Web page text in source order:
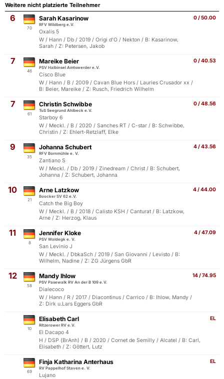
Weitere nicht platzierte Teilnehmer
6
70
0 / 50.00
Sarah Kasarinow
RFV Wildberg e.V.
Oxalis 5
W / Hann / Db / 2019 / Origi d'O / Nekton / B: Kasarinow,
Sarah / Z: Petersen, Jakob
7
46
0 / 40.53
Mareike Beier
PSV Halbinsel Amtswerder e.V.
Cisco Blue
W / Hann / B / 2009 / Cavan Blue Hors / Lauries Crusador xx /
B: Beier, Mareike / Z: Rusch, Friedrich Wilhelm
7
61
0 / 48.56
Christin Schwibbe
TuS Seegrund Ahlbeck e.V.
Starboy 6
W / Meckl. / B / 2020 / Sanches RT / C-star / B: Schwibbe,
Christin / Z: Ehlert-Retzlaff, Elke
9
35
4 / 43.56
Johanna Schubert
RFV Bornmühle e. V.
Zantiano S
W / Meckl. / Db / 2019 / Zinedream / Christ / B: Schubert,
Johanna / Z: Schubert, Johanna
10
21
4 / 44.00
Arne Latzkow
Boocker SV 62 e.V.
Catch the Big Boy
W / Meckl. / B / 2018 / Calisto KSH / Canturat / B: Latzkow,
Arne / Z: Herzog, Klaus
11
8
4 / 47.09
Jennifer Kloke
PSV Woldegk e. V.
San Levinio J
W / Meckl. / DbkaSch / 2019 / San Giovanni / Levisto / B:
Wilhelm, Nadine / Z: ZG Jürgens GbR
12
58
14 / 74.95
Mandy Ihlow
PSV Pasewalk RV An der B 109 e.V.
Dialecoco
W / Hann / R / 2017 / Diacontinus / Carrico / B: Ihlow, Mandy /
Z: Dirk u.Lars Eggers GbR
10
EL
Elisabeth Carl
Ritzerower RV e.V.
El Dacapo 4
H / DSP (BrAnh) / B / 2020 / Cornet de Semilly / Alcatel / B: Carl,
Elisabeth / Z: Göttert, Lutz
69
EL
Finja Katharina Anterhaus
RV Pappelhof Staven e. V.
Lujano